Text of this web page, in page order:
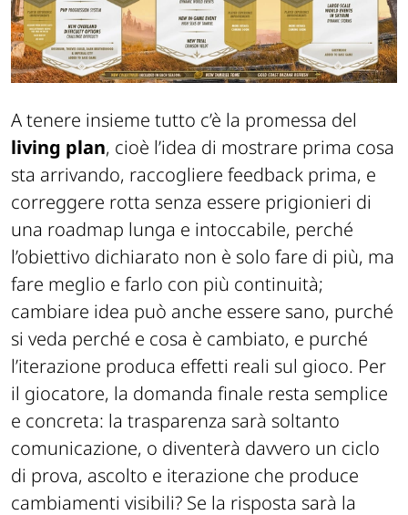
A tenere insieme tutto c’è la promessa del
living plan, cioè l’idea di mostrare prima cosa
sta arrivando, raccogliere feedback prima, e
correggere rotta senza essere prigionieri di
una roadmap lunga e intoccabile, perché
l’obiettivo dichiarato non è solo fare di più, ma
fare meglio e farlo con più continuità;
cambiare idea può anche essere sano, purché
si veda perché e cosa è cambiato, e purché
l’iterazione produca effetti reali sul gioco. Per
il giocatore, la domanda finale resta semplice
e concreta: la trasparenza sarà soltanto
comunicazione, o diventerà davvero un ciclo
di prova, ascolto e iterazione che produce